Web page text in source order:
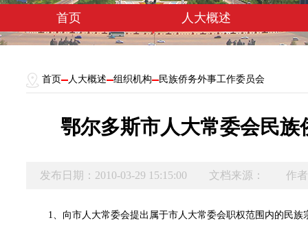
首页 人大概述
首页 人大概述 组织机构 民族侨务外事工作委员会
鄂尔多斯市人大常委会民
发布日期：2010-03-29 15:15:00 文档来源： 作
1、向市人大常委会提出属于市人大常委会职权范围内的民